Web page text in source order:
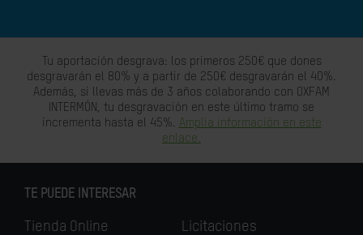
Tu aportación desgrava: los primeros 250€ que dones
desgravarán el 80% y a partir de 250€ desgravarán el 40%.
Además, si llevas más de 3 años colaborando con OXFAM
INTERMÓN, tu desgravación en este último tramo se
incrementa hasta el 45%. Amplia información en este
enlace.
TE PUEDE INTERESAR
Tienda Online
Licitaciones